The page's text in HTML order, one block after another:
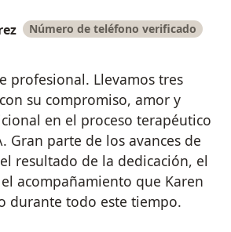
Número de teléfono verificado
profesional. Llevamos tres
su compromiso, amor y
en el proceso terapéutico
Gran parte de los avances de
resultado de la dedicación, el
acompañamiento que Karen
durante todo este tiempo.